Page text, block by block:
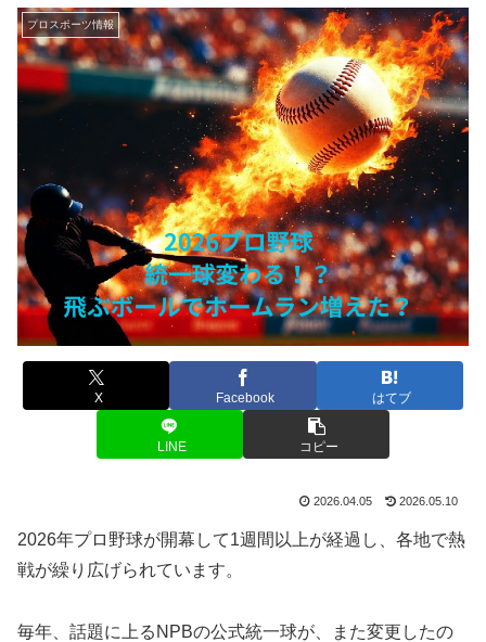
プロスポーツ情報
X Facebook はてブ
LINE コピー
2026.04.05 2026.05.10
2026年プロ野球が開幕して1週間以上が経過し、各地で熱
戦が繰り広げられています。
毎年、話題に上るNPBの公式統一球が、また変更したの